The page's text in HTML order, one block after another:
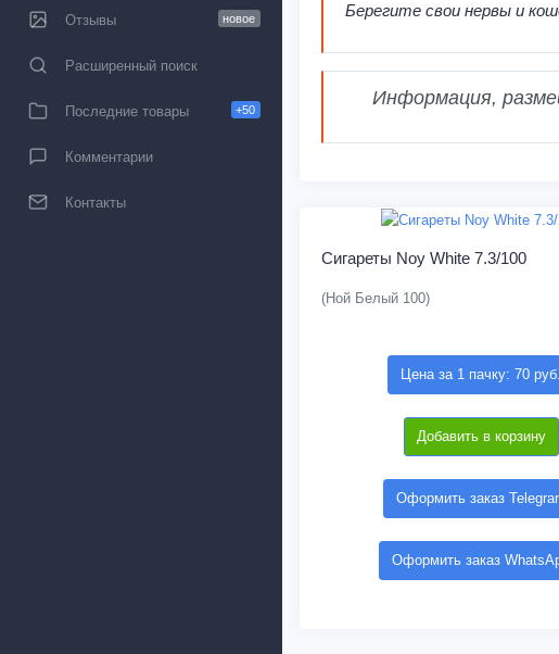
Отзывы новое
Расширенный поиск
Последние товары +50
Комментарии
Контакты
Берегите свои нервы и
Информация,
Сигареты Noy White 7.3/100
(Ной Белый 100)
Цена за 1 пачку: 70 руб.
Добавить в корзину
Оформить заказ
Оформить заказ